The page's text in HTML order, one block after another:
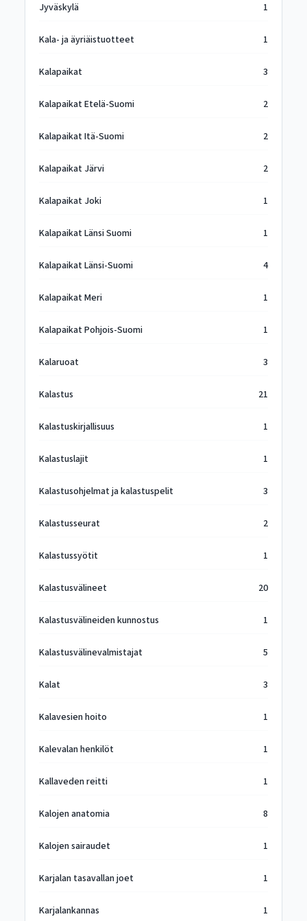
Jyväskylä 1
Kala- ja äyriäistuotteet 1
Kalapaikat 3
Kalapaikat Etelä-Suomi 2
Kalapaikat Itä-Suomi 2
Kalapaikat Järvi 2
Kalapaikat Joki 1
Kalapaikat Länsi Suomi 1
Kalapaikat Länsi-Suomi 4
Kalapaikat Meri 1
Kalapaikat Pohjois-Suomi 1
Kalaruoat 3
Kalastus 21
Kalastuskirjallisuus 1
Kalastuslajit 1
Kalastusohjelmat ja kalastuspelit 3
Kalastusseurat 2
Kalastussyötit 1
Kalastusvälineet 20
Kalastusvälineiden kunnostus 1
Kalastusvälinevalmistajat 5
Kalat 3
Kalavesien hoito 1
Kalevalan henkilöt 1
Kallaveden reitti 1
Kalojen anatomia 8
Kalojen sairaudet 1
Karjalan tasavallan joet 1
Karjalankannas 1